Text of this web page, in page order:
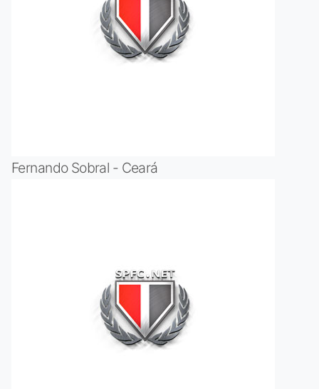
Fernando Sobral - Ceará